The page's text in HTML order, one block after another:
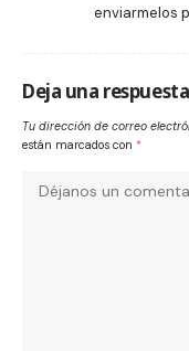
enviarmelos
Deja una respuesta
Tu dirección de correo
están marcados con *